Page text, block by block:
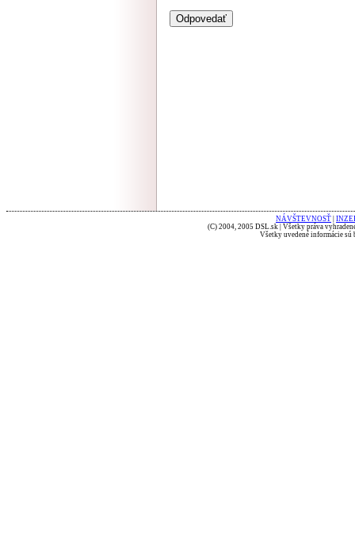
NÁVŠTEVNOSŤ
(C) 2004, 2005 DSL.sk | Všetky práva
Všetky uvedené informácie sú